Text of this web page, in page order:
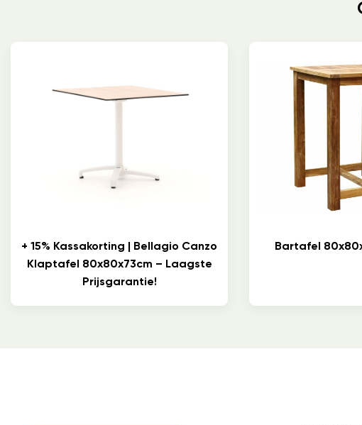
+ 15% Kassakorting | Bellagio Canzo
Klaptafel 80x80x73cm – Laagste
Prijsgarantie!
Bartafel